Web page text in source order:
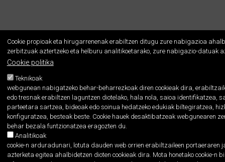
Proiektua Pribatutasun politika
Cookie propioak eta hirugarrenenak erabiltzen ditugu zure nabigazioa
zerbitzuak aztertzeko eta helburu analitikoetarako, zure nabigazio-datuak
Cookie politika
Teknikoak
webgunean nabigatzeko behar-beharrezkoak diren cookieak dira,
edo tresnak erabiltzen laguntzen diotelako, hala nola, saioa identifikatzea,
parteetara sartzea, bideoak edo soinua hedatzeko edukiak biltegiratzea,
konfiguratzea, besteak beste. Cookie hauek desaktibatzeak webgunearen
behar bezala funtzionatzea eragozten du.
Analitikoak
cookie-n arduradunari, lotuta dauden web orrien erabiltzaileen portaeraren
azterketa egitea ahalbidetzen dioten cookieak dira. Mota honetako cookie-n